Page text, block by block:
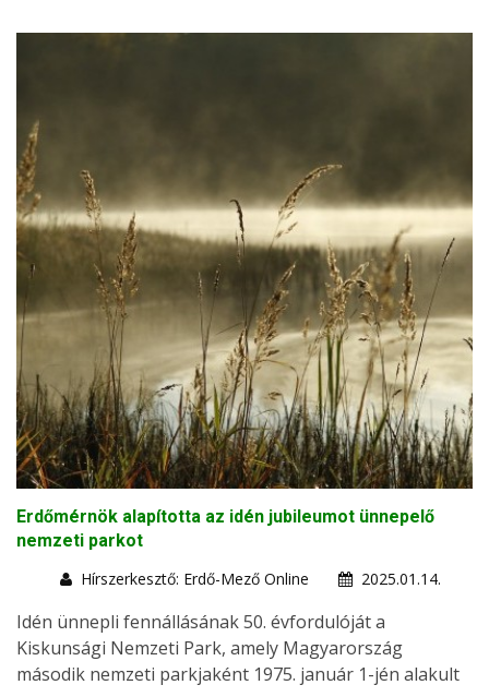
Erdőmérnök alapította az idén jubileumot ünnepelő
nemzeti parkot
Hírszerkesztő: Erdő-Mező Online
2025.01.14.
Idén ünnepli fennállásának 50. évfordulóját a
Kiskunsági Nemzeti Park, amely Magyarország
második nemzeti parkjaként 1975. január 1-jén alakult